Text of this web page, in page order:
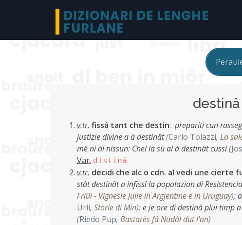
DIZIONARI DE LENGHE
FURLANE
destinâ
v.tr. fissâ tant che destin: prepariti cun
justizie divine a à destinât(Carlo Tolazzi, La
mê ni di nissun: Chel là sù al à destinât cussì(
Var. distinâ
v.tr. decidi che alc o cdn. al vedi une cierte
stât destinât a infissî la popolazion di
Friûl - Vignesie Julie in Argjentine e in Uruguay);
Urli, Storie di Min);e je ore di destinâ plui timp
(Riedo Pup, Bastarès fâ Nadâl dut l'an)